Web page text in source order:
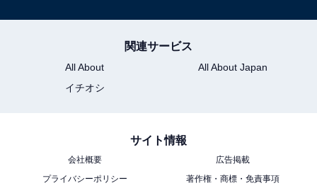
関連サービス
All About
All About Japan
イチオシ
サイト情報
会社概要
広告掲載
プライバシーポリシー
著作権・商標・免責事項